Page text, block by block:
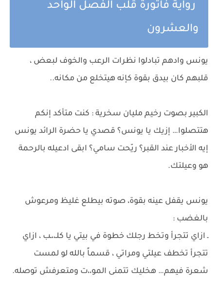
رواية فاتورة قلب الفصل الواحد
والعشرون
يونس وادهم تبادلوا نظرات الرعب والخوف لبعض ،
قلبهم كان بيدق بقوة كإنه هيتخلع من مكانه..
الكبير بصوت رخيم مليان سخرية : كنت متأكد إنكم
هتتصلوا… إزيك يا يونس؟ قصدي يا حضرة الرائد يونس
إيه الأخبار عند القبر؟ ريّحت سامي؟ ابقى ادعيله بالرحمة
هو وعيلتك.
يونس يقفل عينه بقوة، صوته بيطلع غليظ ومرعوش
بالغضب :
ـ ازاي تتجرأ وتخط رجلك خطوة في بيتي يا كلـ،،ـب ، ازاي
تتجرأ تخطف عيلتي ومراتي ، قسماً بالله لو لمست
شعرة فيهم… هخليك تتمنى المو،،ت ومتعرفش توصله.